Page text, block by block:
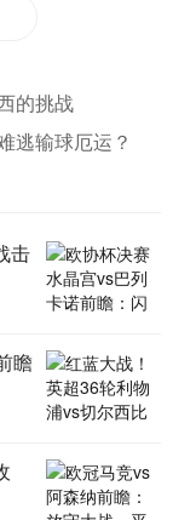
的挑战
逃输球厄运？
击
瞻